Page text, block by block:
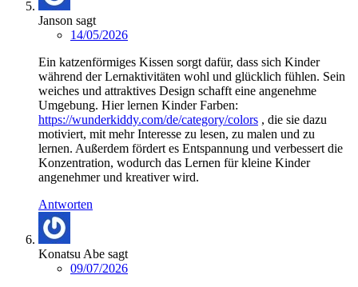
Janson sagt
14/05/2026
Ein katzenförmiges Kissen sorgt dafür, dass sich Kinder
während der Lernaktivitäten wohl und glücklich fühlen. Sein
weiches und attraktives Design schafft eine angenehme
Umgebung. Hier lernen Kinder Farben:
https://wunderkiddy.com/de/category/colors , die sie dazu
motiviert, mit mehr Interesse zu lesen, zu malen und zu
lernen. Außerdem fördert es Entspannung und verbessert die
Konzentration, wodurch das Lernen für kleine Kinder
angenehmer und kreativer wird.
Antworten
Konatsu Abe sagt
09/07/2026